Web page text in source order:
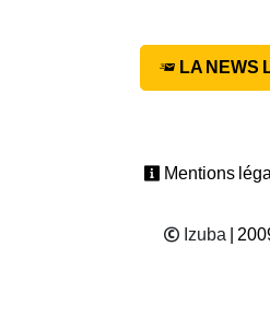
LA NEWS
Mentions
Izuba|